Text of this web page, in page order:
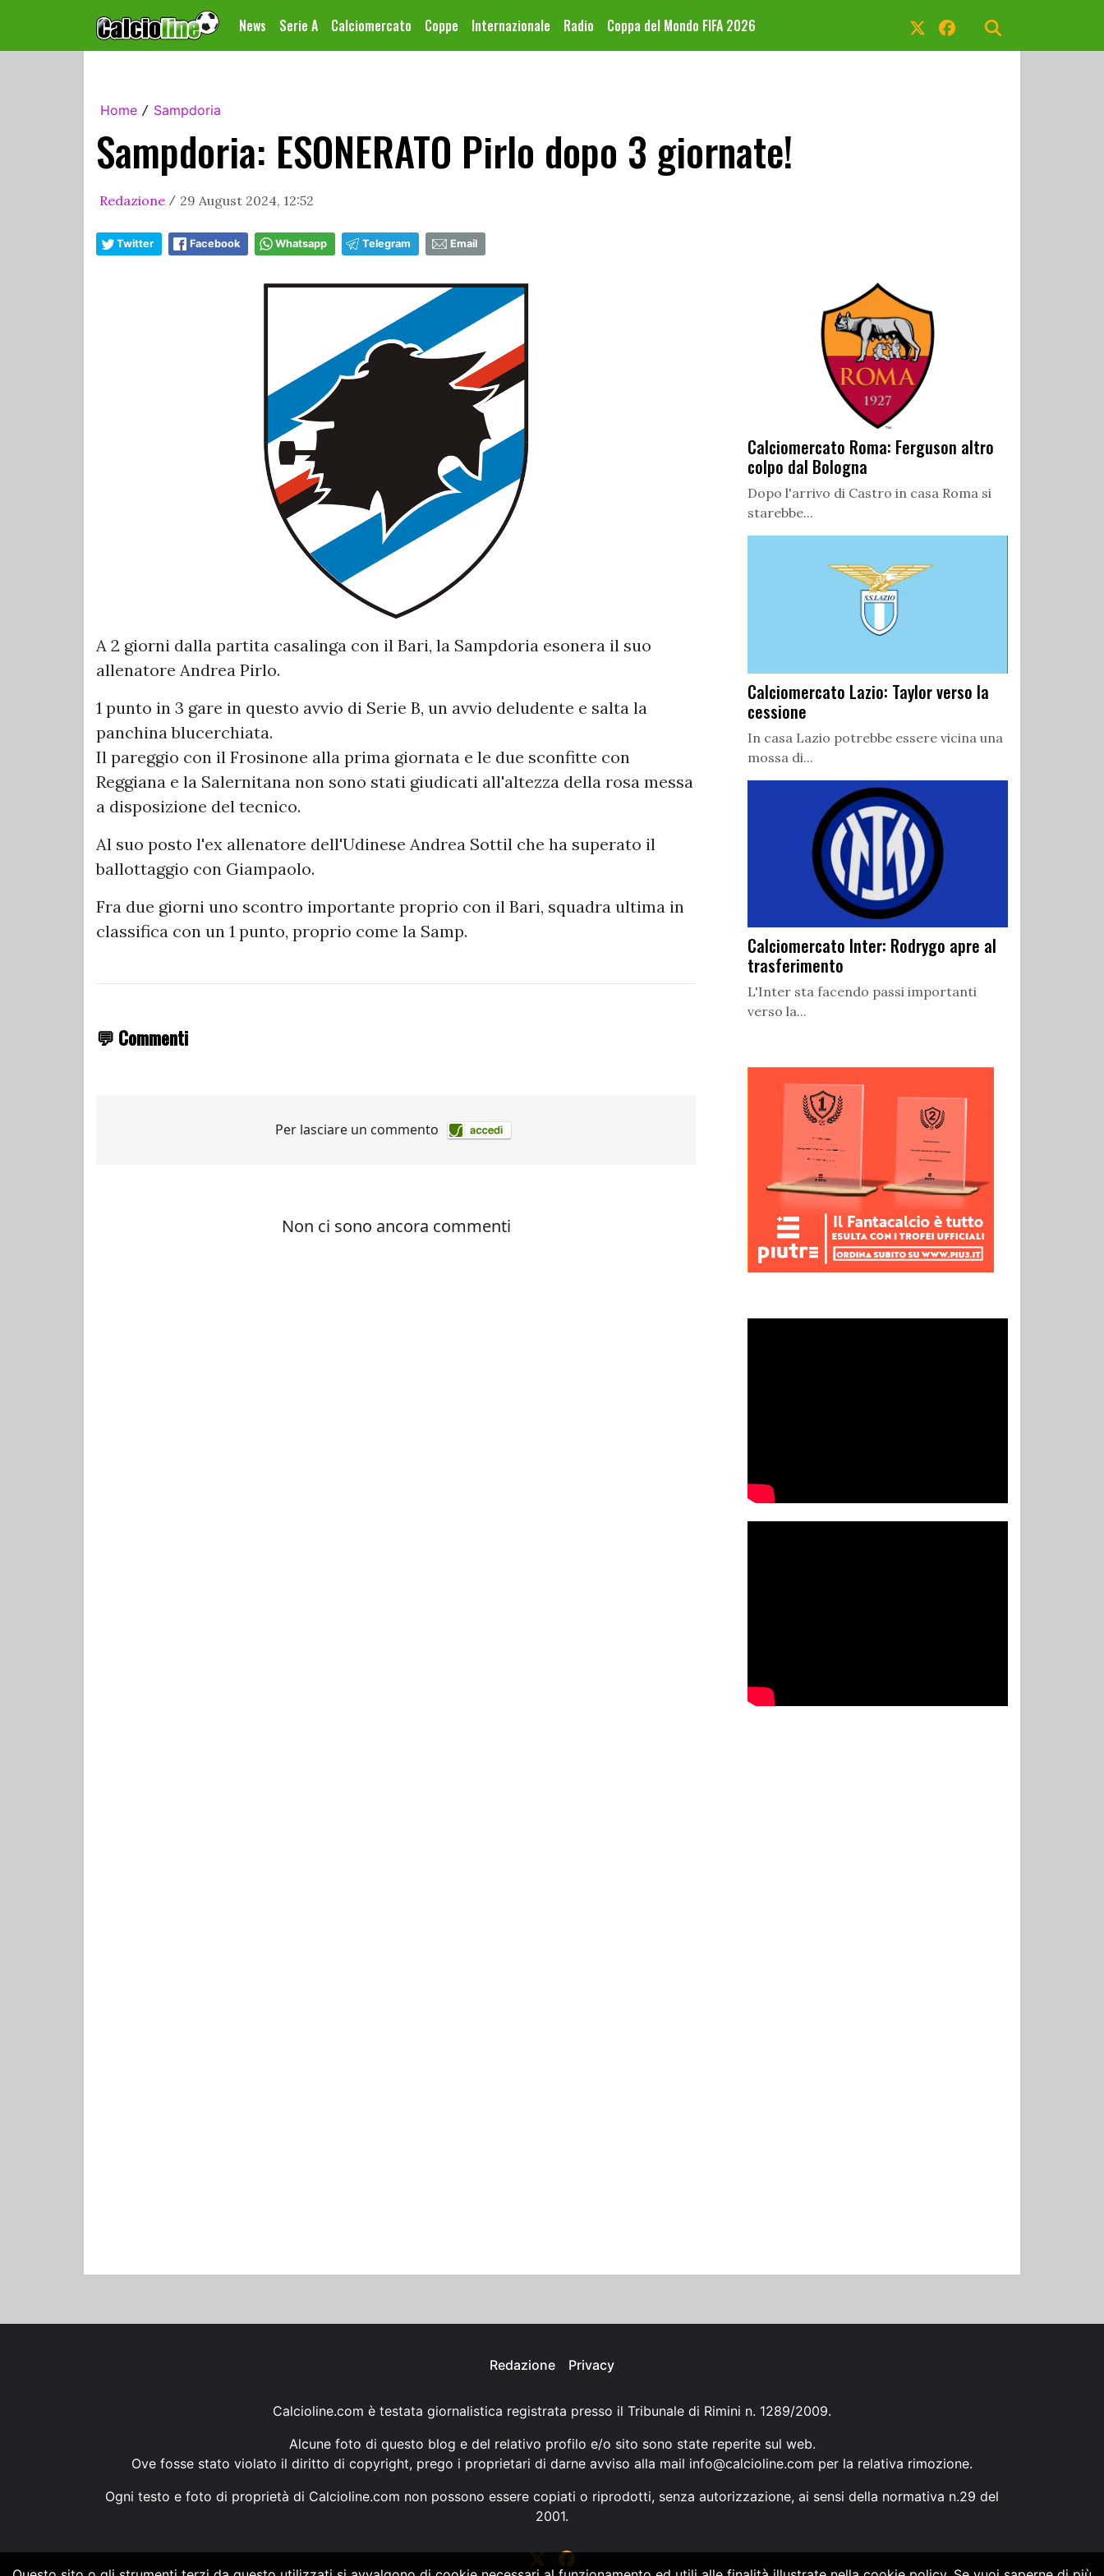
News Serie A Calciomercato Coppe Internazionale Radio Coppa del Mondo FIFA 2026
Home / Sampdoria
Sampdoria: ESONERATO Pirlo dopo 3 giornate!
Redazione / 29 August 2024, 12:52
Twitter Facebook Whatsapp Telegram Email
A 2 giorni dalla partita casalinga con il Bari, la Sampdoria esonera il suo
allenatore Andrea Pirlo.
1 punto in 3 gare in questo avvio di Serie B, un avvio deludente e salta la
panchina blucerchiata.
Il pareggio con il Frosinone alla prima giornata e le due sconfitte con
Reggiana e la Salernitana non sono stati giudicati all'altezza della rosa messa
a disposizione del tecnico.
Al suo posto l'ex allenatore dell'Udinese Andrea Sottil che ha superato il
ballottaggio con Giampaolo.
Fra due giorni uno scontro importante proprio con il Bari, squadra ultima in
classifica con un 1 punto, proprio come la Samp.
💬 Commenti
Calciomercato Roma: Ferguson altro
colpo dal Bologna
Dopo l'arrivo di Castro in casa Roma si
starebbe...
Calciomercato Lazio: Taylor verso la
cessione
In casa Lazio potrebbe essere vicina una
mossa di...
Calciomercato Inter: Rodrygo apre al
trasferimento
L'Inter sta facendo passi importanti
verso la...
Redazione Privacy
Calcioline.com è testata giornalistica registrata presso il Tribunale di Rimini n. 1289/2009.
Alcune foto di questo blog e del relativo profilo e/o sito sono state reperite sul web.
Ove fosse stato violato il diritto di copyright, prego i proprietari di darne avviso alla mail info@calcioline.com per la relativa rimozione.
Ogni testo e foto di proprietà di Calcioline.com non possono essere copiati o riprodotti, senza autorizzazione, ai sensi della normativa n.29 del
2001.